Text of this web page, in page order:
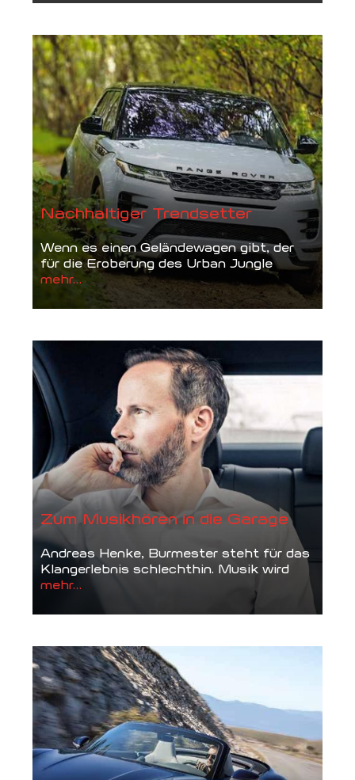
Nachhaltiger Trendsetter
Wenn es einen Geländewagen gibt, der
für die Eroberung des Urban Jungle
mehr...
Zum Musikhören in die Garage
Andreas Henke, Burmester steht für das
Klangerlebnis schlechthin. Musik wird
mehr...